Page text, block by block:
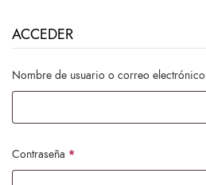
ACCEDER
Nombre de usuario o correo electrónico
Contraseña *Obligatorio